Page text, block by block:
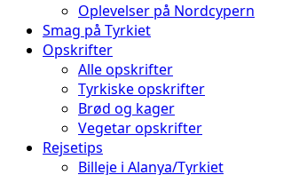
Oplevelser på Nordcypern
Smag på Tyrkiet
Opskrifter
Alle opskrifter
Tyrkiske opskrifter
Brød og kager
Vegetar opskrifter
Rejsetips
Billeje i Alanya/Tyrkiet